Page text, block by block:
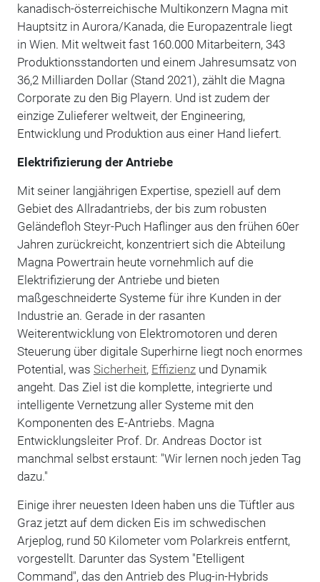
kanadisch-österreichische Multikonzern Magna mit
Hauptsitz in Aurora/Kanada, die Europazentrale liegt
in Wien. Mit weltweit fast 160.000 Mitarbeitern, 343
Produktionsstandorten und einem Jahresumsatz von
36,2 Milliarden Dollar (Stand 2021), zählt die Magna
Corporate zu den Big Playern. Und ist zudem der
einzige Zulieferer weltweit, der Engineering,
Entwicklung und Produktion aus einer Hand liefert.
Elektrifizierung der Antriebe
Mit seiner langjährigen Expertise, speziell auf dem
Gebiet des Allradantriebs, der bis zum robusten
Geländefloh Steyr-Puch Haflinger aus den frühen 60er
Jahren zurückreicht, konzentriert sich die Abteilung
Magna Powertrain heute vornehmlich auf die
Elektrifizierung der Antriebe und bieten
maßgeschneiderte Systeme für ihre Kunden in der
Industrie an. Gerade in der rasanten
Weiterentwicklung von Elektromotoren und deren
Steuerung über digitale Superhirne liegt noch enormes
Potential, was Sicherheit, Effizienzund Dynamik
angeht. Das Ziel ist die komplette, integrierte und
intelligente Vernetzung aller Systeme mit den
Komponenten des E-Antriebs. Magna
Entwicklungsleiter Prof. Dr. Andreas Doctor ist
manchmal selbst erstaunt: "Wir lernen noch jeden Tag
dazu."
Einige ihrer neuesten Ideen haben uns die Tüftler aus
Graz jetzt auf dem dicken Eis im schwedischen
Arjeplog, rund 50 Kilometer vom Polarkreis entfernt,
vorgestellt. Darunter das System "Etelligent
Command", das den Antrieb des Plug-in-Hybrids